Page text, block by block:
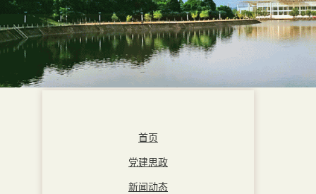
首页
党建思政
新闻动态